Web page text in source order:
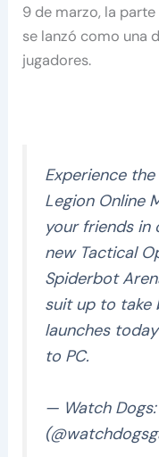
9 de marzo, la
se lanzó como una
jugadores.
Experience
Legion Online
your friends in
new Tactical
Spiderbot
suit up to take
launches
to PC.
— Watch